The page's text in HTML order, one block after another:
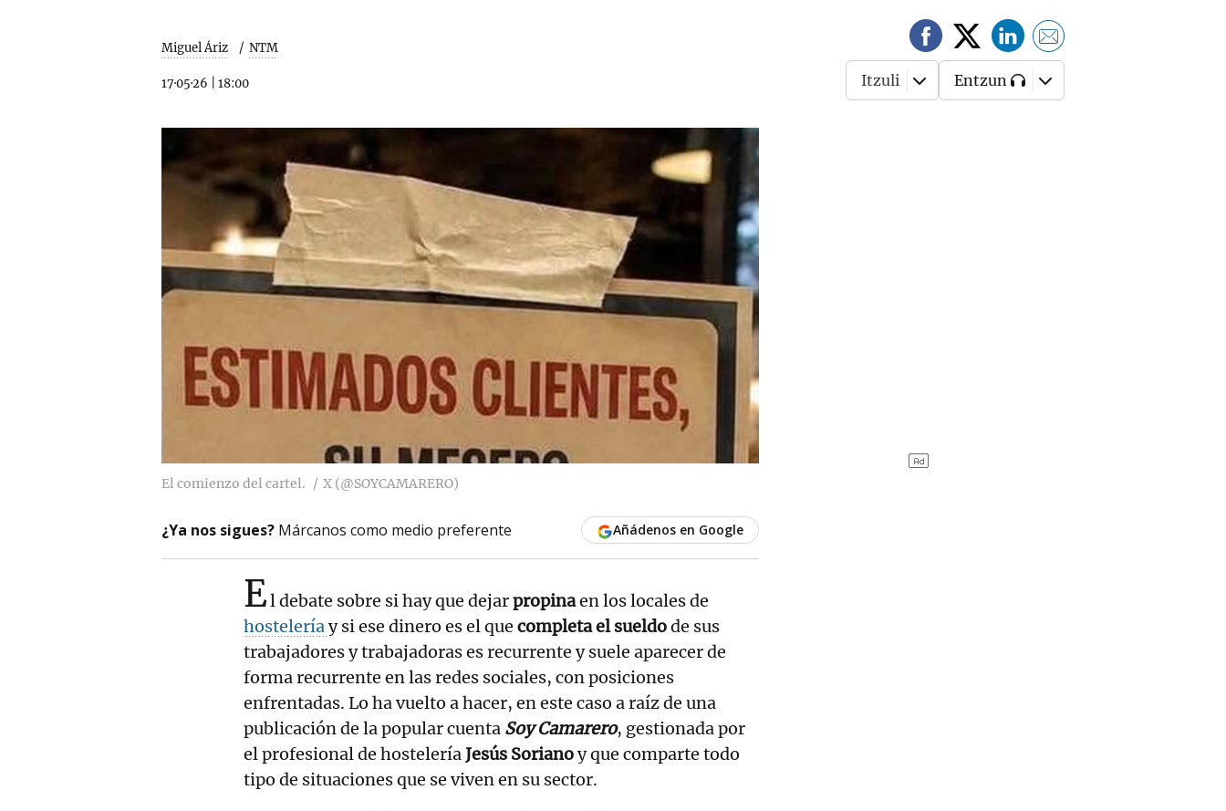
Miguel Áriz NTM
17·05·26 18:00 Itzuli Entzun
El comienzo del cartel. X (@SOYCAMARERO)
¿Ya nos sigues? Márcanos como medio preferente Añádenos en Google
El debate sobre si hay que dejarpropinaen los locales de
hosteleríay si ese dinero es el que completa el sueldode sus
trabajadores y trabajadoras es recurrente y suele aparecer de
forma recurrente en las redes sociales, con posiciones
enfrentadas. Lo ha vuelto a hacer, en este caso a raíz de una
publicación de la popular cuenta Soy Camarero, gestionada por
el profesional de hosteleríaJesús Sorianoy que comparte todo
tipo de situaciones que se viven en su sector.